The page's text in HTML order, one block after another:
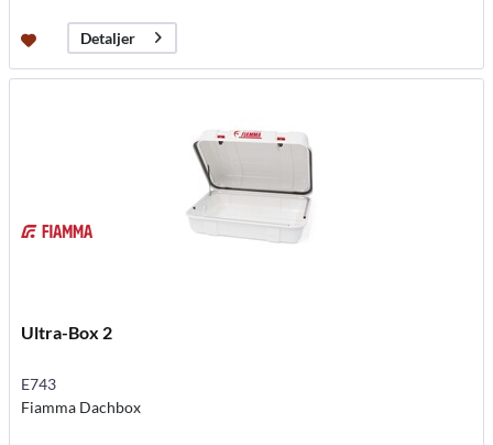
Detaljer
Ultra-Box 2
E743
Fiamma Dachbox